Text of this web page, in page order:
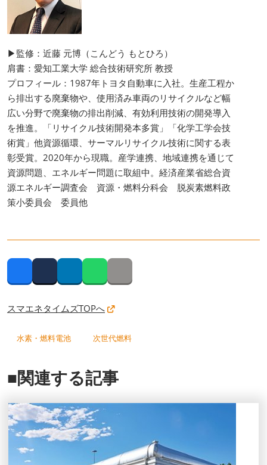
▶監修：近藤 元博（こんどう もとひろ）
肩書：愛知工業大学 総合技術研究所 教授
プロフィール：1987年トヨタ自動車に入社。生産工程か
ら排出する廃棄物や、使用済み車両のリサイクルなど幅
広い分野で廃棄物の排出削減、有効利用技術の開発導入
を推進。「リサイクル技術開発本多賞」「化学工学会技
術賞」他資源循環、サーマルリサイクル技術に関する表
彰受賞。2020年から現職。産学連携、地域連携を通じて
資源問題、エネルギー問題に取組中。経済産業省総合資
源エネルギー調査会 資源・燃料分科会 脱炭素燃料政
策小委員会 委員他
FacebookTwitter LinkedInWhatsappCopy link
スマエネタイムズTOPへ
水素・燃料電池 次世代燃料
■関連する記事